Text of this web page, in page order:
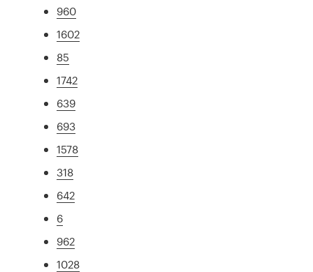
960
1602
85
1742
639
693
1578
318
642
6
962
1028